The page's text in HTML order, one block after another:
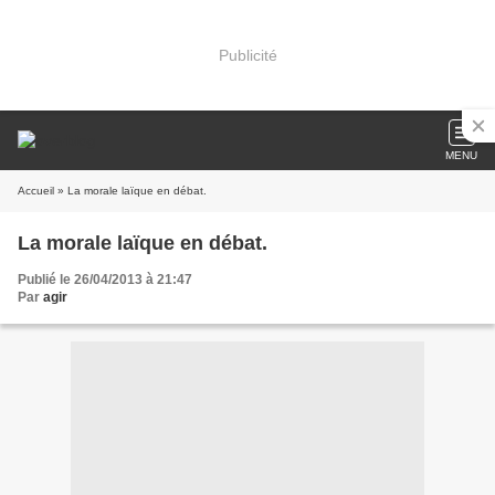
Publicité
MENU
Accueil » La morale laïque en débat.
La morale laïque en débat.
Publié le 26/04/2013 à 21:47
Par agir